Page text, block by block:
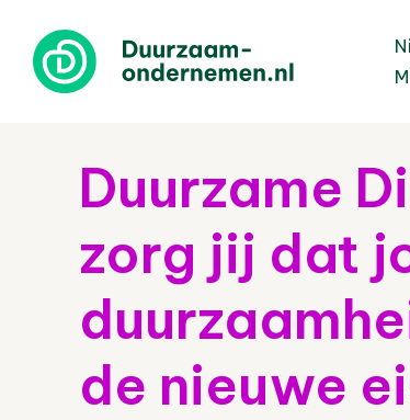
Duurzame
zorg jij dat
de nieuwe